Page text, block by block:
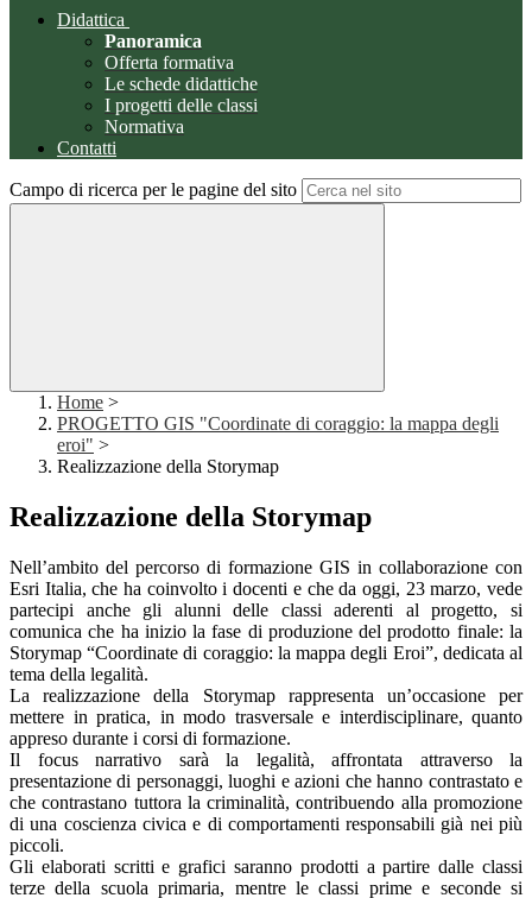
Didattica
Panoramica
Offerta formativa
Le schede didattiche
I progetti delle classi
Normativa
Contatti
Campo di ricerca per le pagine del sito
Home >
PROGETTO GIS "Coordinate di coraggio: la mappa degli
eroi" >
Realizzazione della Storymap
Realizzazione della Storymap
Nell’ambito del percorso di formazione GIS in collaborazione con
Esri Italia, che ha coinvolto i docenti e che da oggi, 23 marzo, vede
partecipi anche gli alunni delle classi aderenti al progetto, si
comunica che ha inizio la fase di produzione del prodotto finale: la
Storymap “Coordinate di coraggio: la mappa degli Eroi”, dedicata al
tema della legalità.
La realizzazione della Storymap rappresenta un’occasione per
mettere in pratica, in modo trasversale e interdisciplinare, quanto
appreso durante i corsi di formazione.
Il focus narrativo sarà la legalità, affrontata attraverso la
presentazione di personaggi, luoghi e azioni che hanno contrastato e
che contrastano tuttora la criminalità, contribuendo alla promozione
di una coscienza civica e di comportamenti responsabili già nei più
piccoli.
Gli elaborati scritti e grafici saranno prodotti a partire dalle classi
terze della scuola primaria, mentre le classi prime e seconde si